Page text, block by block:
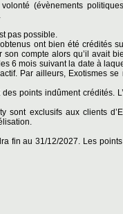
(évènements
pas possible.
ont bien été crédités
son compte alors qu’il avait
6 mois suivant la date à
Par ailleurs, Exotismes
points indûment crédités.
sont exclusifs aux clients
fin au 31/12/2027. Les